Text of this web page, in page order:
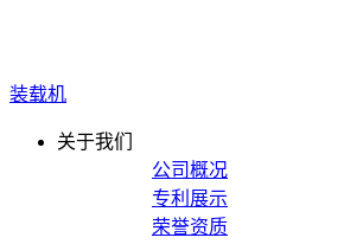
装载机
关于我们
公司概况
专利展示
荣誉资质